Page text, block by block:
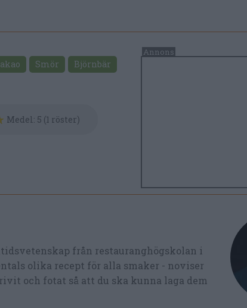
Smör
Björnbär
Medel: 5 (1 röster)
från restauranghögskolan i
olika recept för alla smaker - noviser
och fotat så att du ska kunna laga dem